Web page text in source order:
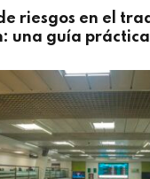
riesgos en el
una guía práctica